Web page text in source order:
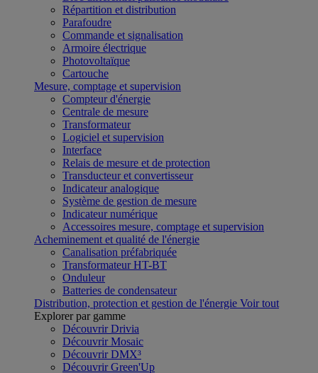
Répartition et distribution
Parafoudre
Commande et signalisation
Armoire électrique
Photovoltaïque
Cartouche
Mesure, comptage et supervision
Compteur d'énergie
Centrale de mesure
Transformateur
Logiciel et supervision
Interface
Relais de mesure et de protection
Transducteur et convertisseur
Indicateur analogique
Système de gestion de mesure
Indicateur numérique
Accessoires mesure, comptage et supervision
Acheminement et qualité de l'énergie
Canalisation préfabriquée
Transformateur HT-BT
Onduleur
Batteries de condensateur
Distribution, protection et gestion de l'énergie Voir tout
Explorer par gamme
Découvrir Drivia
Découvrir Mosaic
Découvrir DMX³
Découvrir Green'Up